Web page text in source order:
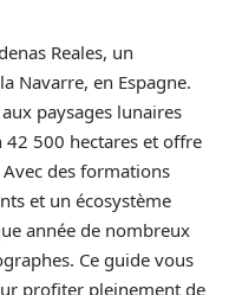
Reales, un
Navarre, en Espagne.
paysages lunaires
42 500 hectares et offre
des formations
et un écosystème
année de nombreux
Ce guide vous
profiter pleinement de